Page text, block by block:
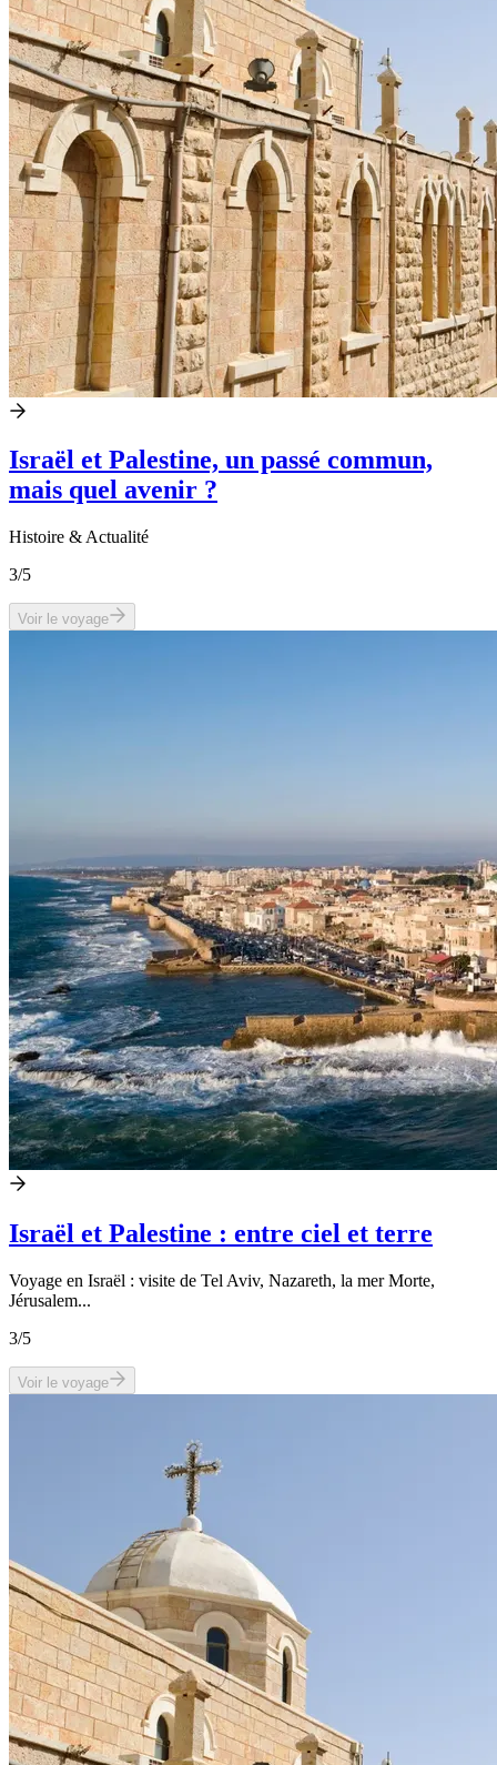
Israël et Palestine, un passé commun,
mais quel avenir ?
Histoire & Actualité
3/5
Voir le voyage
Israël et Palestine : entre ciel et terre
Voyage en Israël : visite de Tel Aviv, Nazareth, la mer Morte,
Jérusalem...
3/5
Voir le voyage